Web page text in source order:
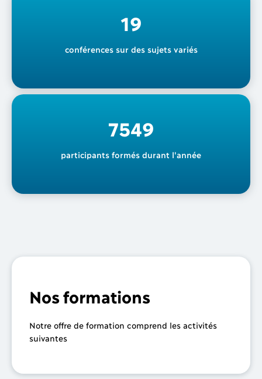
19
conférences sur des sujets variés
7549
participants formés durant l'année
Nos formations
Notre offre de formation comprend les activités
suivantes